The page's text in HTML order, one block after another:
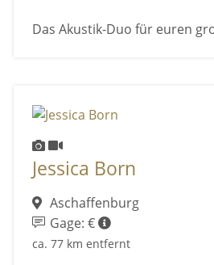
Das Akustik-Duo für euren
Jessica Born
Aschaffenburg
Gage: €
ca. 77 km entfernt